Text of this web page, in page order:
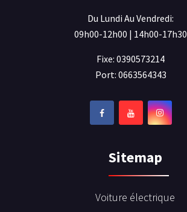
Du Lundi Au Vendredi:
09h00-12h00 | 14h00-17h30
Fixe: 0390573214
Port: 0663564343
Sitemap
Voiture électrique